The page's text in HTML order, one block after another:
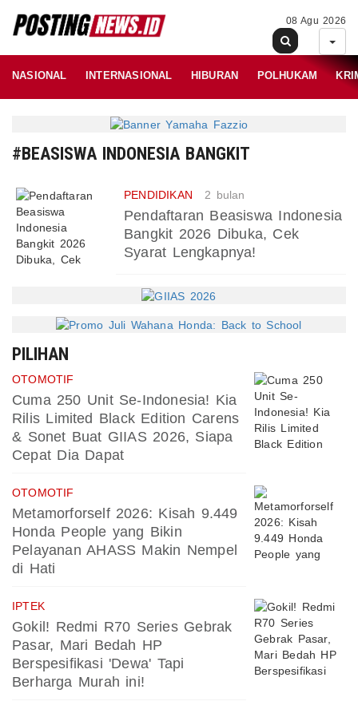
08 Agu 2026
NASIONAL INTERNASIONAL HIBURAN POLHUKAM
#BEASISWA INDONESIA BANGKIT
PENDIDIKAN 2 bulan
Pendaftaran Beasiswa Indonesia
Bangkit 2026 Dibuka, Cek
Syarat Lengkapnya!
PILIHAN
OTOMOTIF
Cuma 250 Unit Se-Indonesia! Kia
Rilis Limited Black Edition Carens
& Sonet Buat GIIAS 2026, Siapa
Cepat Dia Dapat
OTOMOTIF
Metamorforself 2026: Kisah 9.449
Honda People yang Bikin
Pelayanan AHASS Makin Nempel
di Hati
IPTEK
Gokil! Redmi R70 Series Gebrak
Pasar, Mari Bedah HP
Berspesifikasi 'Dewa' Tapi
Berharga Murah ini!